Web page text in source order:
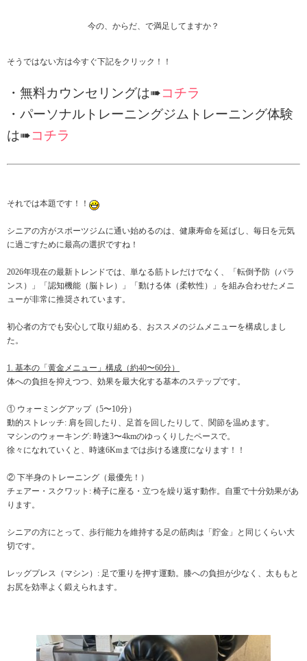
今の、からだ、で満足してますか？
そうではない方は今すぐ下記をクリック！！
・無料カウンセリングは➠コチラ
・パーソナルトレーニングジムトレーニング体験
は➠コチラ
それでは本題です！！
シニアの方がスポーツジムに通い始めるのは、健康寿命を延ばし、毎日を元気
に過ごすために最高の選択ですね！
2026年現在の最新トレンドでは、単なる筋トレだけでなく、「転倒予防（バラ
ンス）」「認知機能（脳トレ）」「動ける体（柔軟性）」を組み合わせたメニ
ューが非常に推奨されています。
初心者の方でも安心して取り組める、おススメのジムメニューを構成しまし
た。
1. 基本の「黄金メニュー」構成（約40〜60分）
体への負担を抑えつつ、効果を最大化する基本のステップです。
① ウォーミングアップ（5〜10分）
動的ストレッチ: 肩を回したり、足首を回したりして、関節を温めます。
マシンのウォーキング: 時速3〜4kmのゆっくりしたペースで。
徐々になれていくと、時速6Kmまでは歩ける速度になります！！
② 下半身のトレーニング（最優先！）
チェアー・スクワット: 椅子に座る・立つを繰り返す動作。自重で十分効果があ
ります。
シニアの方にとって、歩行能力を維持する足の筋肉は「貯金」と同じくらい大
切です。
レッグプレス（マシン）: 足で重りを押す運動。膝への負担が少なく、太ももと
お尻を効率よく鍛えられます。